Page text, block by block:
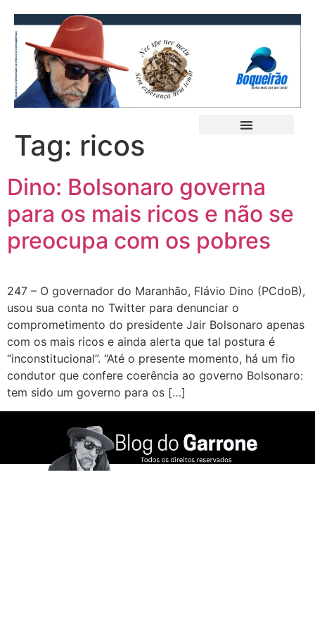
Tag: ricos
Dino: Bolsonaro governa
para os mais ricos e não se
preocupa com os pobres
247 – O governador do Maranhão, Flávio Dino (PCdoB),
usou sua conta no Twitter para denunciar o
comprometimento do presidente Jair Bolsonaro apenas
com os mais ricos e ainda alerta que tal postura é
“inconstitucional”. “Até o presente momento, há um fio
condutor que confere coerência ao governo Bolsonaro:
tem sido um governo para os […]